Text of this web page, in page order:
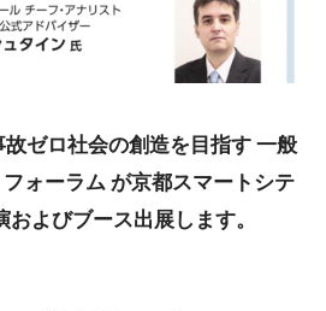
ゼロ社会の創造を目指す 一般
ォーラム が京都スマートシテ
およびブース出展します。